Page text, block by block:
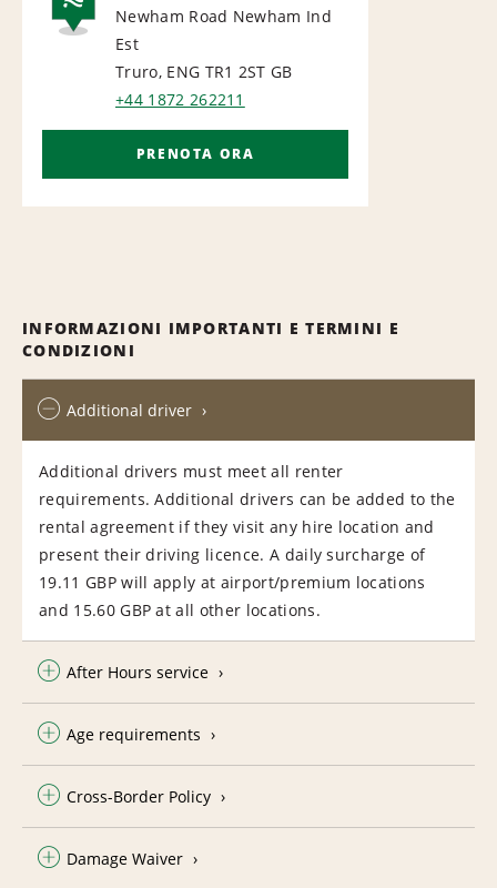
NATIONAL
Newham Road Newham Ind
Est
Truro, ENG TR1 2ST GB
+44 1872 262211
PRENOTA ORA
INFORMAZIONI IMPORTANTI E TERMINI E
CONDIZIONI
Additional driver
Additional drivers must meet all renter
requirements. Additional drivers can be added to the
rental agreement if they visit any hire location and
present their driving licence. A daily surcharge of
19.11 GBP will apply at airport/premium locations
and 15.60 GBP at all other locations.
After Hours service
Age requirements
Cross-Border Policy
Damage Waiver